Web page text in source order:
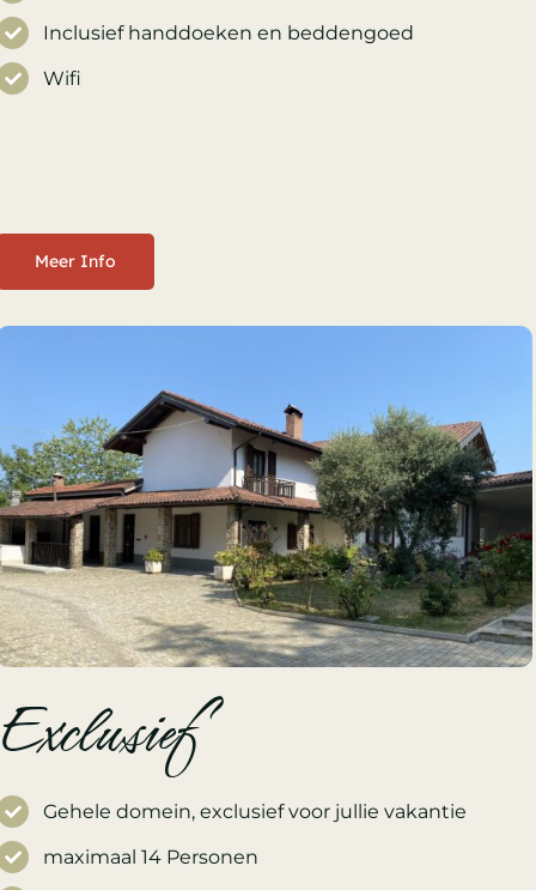
Inclusief handdoeken en beddengoed
Wifi
Meer Info
Gehele domein, exclusief voor jullie vakantie
maximaal 14 Personen